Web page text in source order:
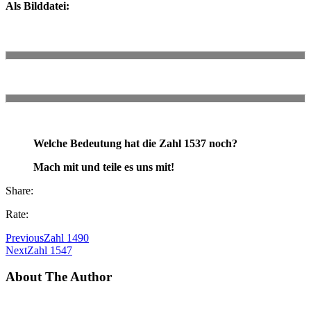
Als Bilddatei:
Welche Bedeutung hat die Zahl 1537 noch?
Mach mit und teile es uns mit!
Share:
Rate:
PreviousZahl 1490
NextZahl 1547
About The Author